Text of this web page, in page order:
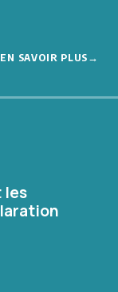
EN SAVOIR PLUS
les